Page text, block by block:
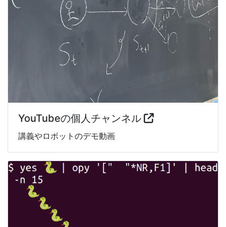
YouTubeの個人チャンネル
講義やロボットのデモ動画